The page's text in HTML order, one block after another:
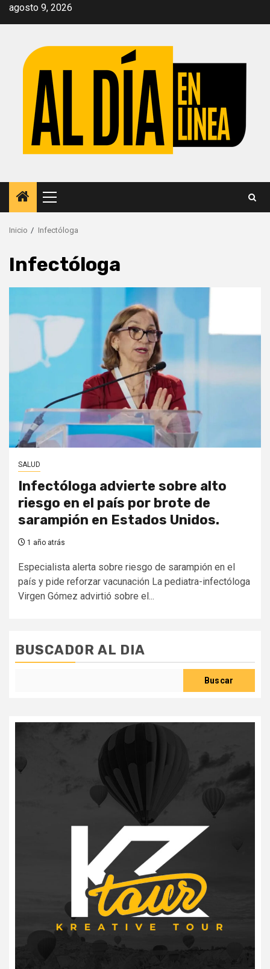
Saltar
agosto 9, 2026
Menú
principal
Inicio Infectóloga
Infectóloga
SALUD
Infectóloga advierte sobre alto
riesgo en el país por brote de
sarampión en Estados Unidos.
1 año atrás
Especialista alerta sobre riesgo de sarampión en el
país y pide reforzar vacunación La pediatra-infectóloga
Virgen Gómez advirtió sobre el...
BUSCADOR AL DIA
Buscar